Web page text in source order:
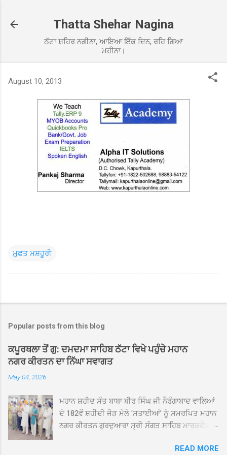
Thatta Shehar Nagina
ਠੱਟਾ ਸ਼ਹਿਰ ਨਗੀਨਾ, ਆਇਆ ਇੱਕ ਦਿਨ, ਰਹਿ ਗਿਆ
ਮਹੀਨਾ।
August 10, 2013
ਮੁਫਤ ਮਸ਼ਹੂਰੀ
Popular posts from this blog
ਕਪੂਰਥਲਾ ਤੋਂ ਗੁ: ਦਮਦਮਾ ਸਾਹਿਬ ਠੱਟਾ ਵਿਖੇ ਪਹੁੰਚੇ ਮਹਾਨ
ਨਗਰ ਕੀਰਤਨ ਦਾ ਨਿੱਘਾ ਸਵਾਗਤ
May 04, 2026
ਮਹਾਨ ਸ਼ਹੀਦ ਸੰਤ ਬਾਬਾ ਬੀਰ ਸਿੰਘ ਜੀ ਨੌਰੰਗਾਬਾਦ ਵਾਲਿਆਂ
ਦੇ 182ਵੇਂ ਸ਼ਹੀਦੀ ਜੋੜ ਮੇਲੇ 'ਸਤਾਈਆਂ' ਨੂੰ ਸਮਰਪਿਤ ਮਹਾਨ
ਨਗਰ ਕੀਰਤਨ ਗੁਰਦੁਆਰਾ ਸ੍ਰੀ ਸੰਗਤ ਸਾਹਿਬ ਮਾਰਕਫੈੱਡ
ਸਰਪ੍ਰਸਤੀ ਹੇਠ, ਪੰਜ ਪਿਆਰਿਆਂ ਦੀ ਅਗਵਾਈ ਵਿੱਚ
READ MORE